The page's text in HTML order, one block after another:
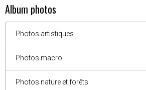
Album photos
Photos artistiques
Photos macro
Photos nature et forêts